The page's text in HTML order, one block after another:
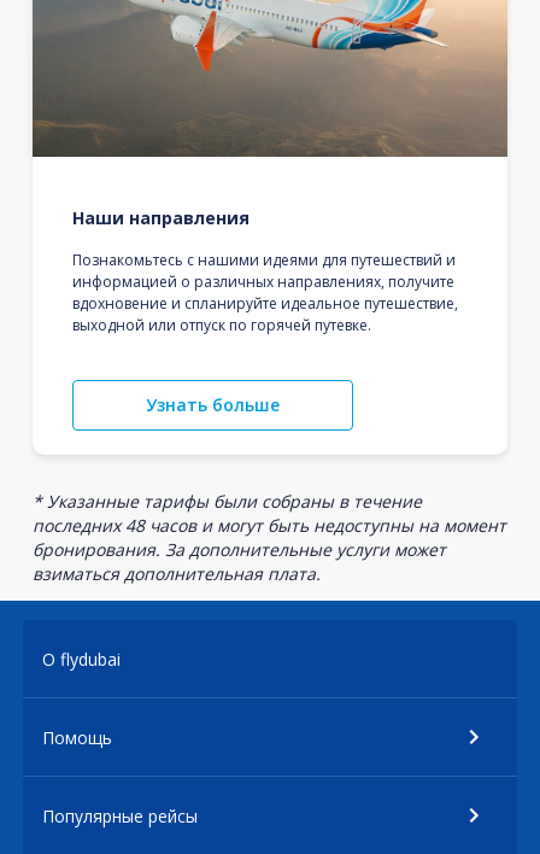
Наши направления
Познакомьтесь с нашими идеями для путешествий и
информацией о различных направлениях, получите
вдохновение и спланируйте идеальное путешествие,
выходной или отпуск по горячей путевке.
Узнать больше
* Указанные тарифы были собраны в течение
последних 48 часов и могут быть недоступны на момент
бронирования. За дополнительные услуги может
взиматься дополнительная плата.
О flydubai
Помощь
Популярные рейсы